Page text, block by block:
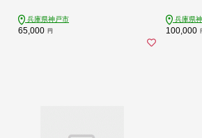
兵庫県神戸市
65,000 円
兵庫県
100,000